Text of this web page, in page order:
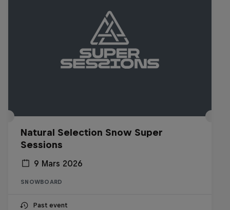
Natural Selection Snow Super
Sessions
9 Mars 2026
SNOWBOARD
Past event